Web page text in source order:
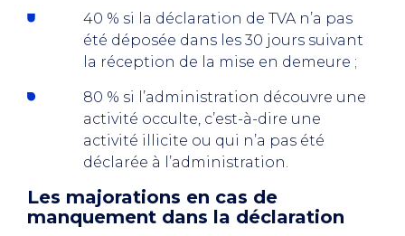
40 % si la déclaration de TVA n’a pas
été déposée dans les 30 jours suivant
la réception de la mise en demeure ;
80 % si l’administration découvre une
activité occulte, c’est-à-dire une
activité illicite ou qui n’a pas été
déclarée à l’administration.
Les majorations en cas de
manquement dans la déclaration